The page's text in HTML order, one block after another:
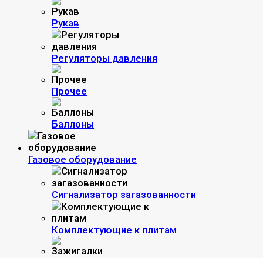
Рукав
Регуляторы давления
Прочее
Баллоны
Газовое оборудование
Сигнализатор загазованности
Комплектующие к плитам